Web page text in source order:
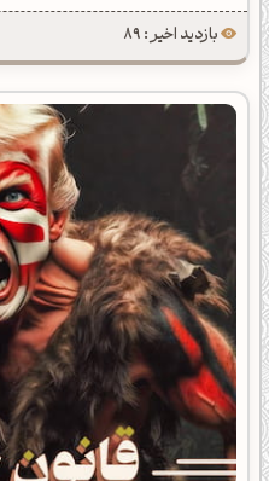
بازدید اخیر : 89